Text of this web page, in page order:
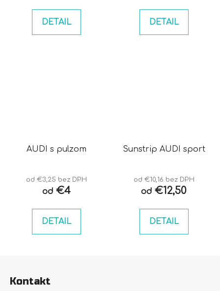
DETAIL DETAIL
AUDI s pulzom
od €3,25 bez DPH
od€4
DETAIL
Sunstrip AUDI sport
od €10,16 bez DPH
od €12,50
DETAIL
Kontakt